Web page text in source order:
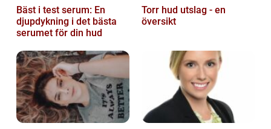
Bäst i test serum: En
djupdykning i det bästa
serumet för din hud
Torr hud utslag - en
översikt